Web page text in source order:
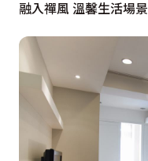
融入禪風 溫馨生活場景